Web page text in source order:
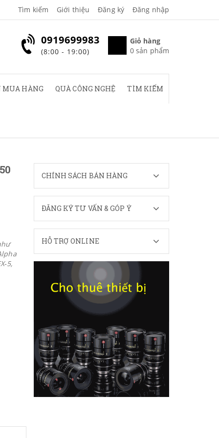
Tìm kiếm Giới thiệu Đăng ký Đăng nhập
Giỏ hàng
0 sản phẩm
0919699983
(8:00 - 19:00)
MUA HÀNG QUÀ CÔNG NGHỆ TÌM KIẾM
CHÍNH SÁCH BÁN HÀNG
ĐĂNG KÝ TƯ VẤN & GÓP Ý
HỖ TRỢ ONLINE